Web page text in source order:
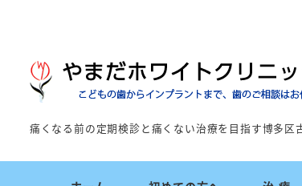
痛くなる前の定期検診と痛くない治療を目指す博多区